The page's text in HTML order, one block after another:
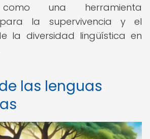
como una herramienta
la supervivencia y el
la diversidad lingüística en
las lenguas